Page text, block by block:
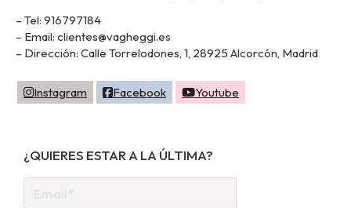
– Tel: 916797184
– Email: clientes@vagheggi.es
– Dirección: Calle Torrelodones, 1, 28925 Alcorcón, Madrid
Instagram Facebook Youtube
¿QUIERES ESTAR A LA ÚLTIMA?